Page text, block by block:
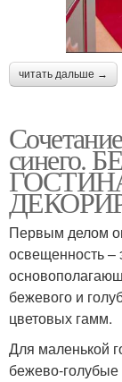
читать дальше →
синего.
Первым делом
освещенность –
бежевого и
цветовых гамм.
Для маленькой
бежево-